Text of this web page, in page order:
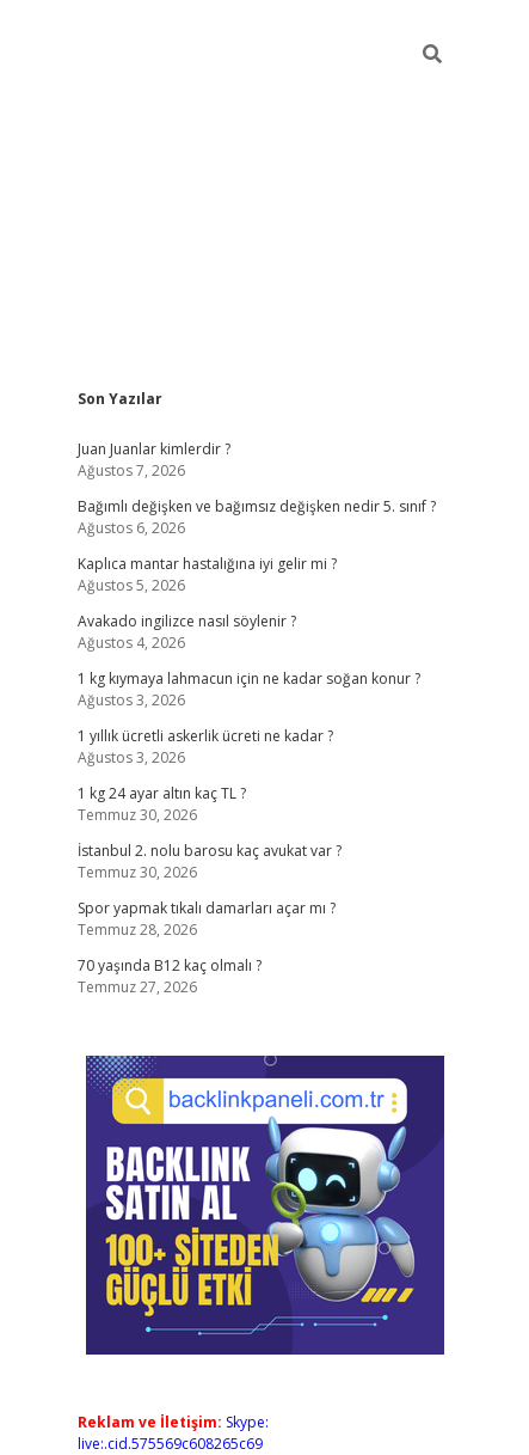
Sidebar
Son Yazılar
Juan Juanlar kimlerdir ?
Ağustos 7, 2026
Bağımlı değişken ve bağımsız değişken nedir 5. sınıf ?
Ağustos 6, 2026
Kaplıca mantar hastalığına iyi gelir mi ?
Ağustos 5, 2026
Avakado ingilizce nasıl söylenir ?
Ağustos 4, 2026
1 kg kıymaya lahmacun için ne kadar soğan konur ?
Ağustos 3, 2026
1 yıllık ücretli askerlik ücreti ne kadar ?
Ağustos 3, 2026
1 kg 24 ayar altın kaç TL ?
Temmuz 30, 2026
İstanbul 2. nolu barosu kaç avukat var ?
Temmuz 30, 2026
Spor yapmak tıkalı damarları açar mı ?
Temmuz 28, 2026
70 yaşında B12 kaç olmalı ?
Temmuz 27, 2026
Reklam ve İletişim: Skype:
live:.cid.575569c608265c69